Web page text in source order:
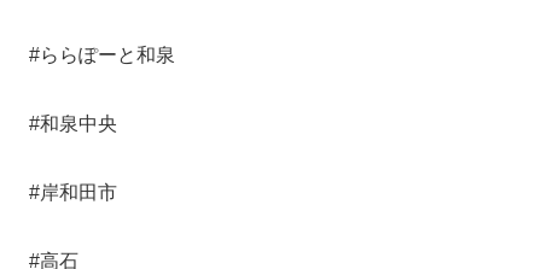
#ららぽーと和泉
#和泉中央
#岸和田市
#高石